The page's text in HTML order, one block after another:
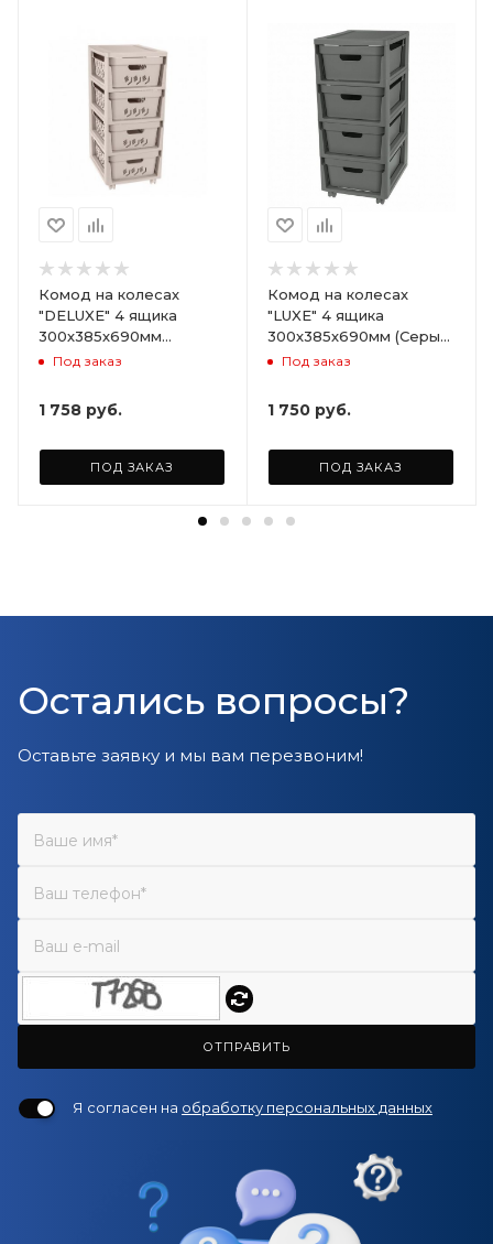
Комод на колесах
"DELUXE" 4 ящика
300х385х690мм
(Светло-бежевый)
Под заказ
1 758 руб.
ПОД ЗАКАЗ
Комод на колесах
"LUXE" 4 ящика
300х385х690мм (Серый)
ARD258086
Под заказ
1 750 руб.
ПОД ЗАКАЗ
Остались вопросы?
Оставьте заявку и мы вам перезвоним!
ОТПРАВИТЬ
Я согласен на обработку персональных данных